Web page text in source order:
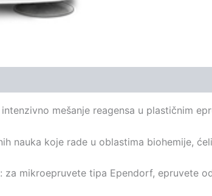
mešanje reagensa u plastičnim
nauka koje rade u oblastima biohemije,
mikroepruvete tipa Ependorf, epruvete